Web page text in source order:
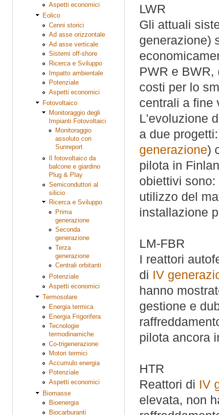
Aspetti economici
Eolico
Cenni storici
Ad asse orizzontale
Ad asse verticale
Sistemi off-shore
Ricerca e Sviluppo
Impatto ambientale
Potenziale
Aspetti economici
Fotovoltaico
Monitoraggio degli
Impianti Fotovoltaici
Monitoraggio
assoluto con
Sunreport
Il fotovoltaico da
balcone e giardino
Plug & Play
Semiconduttori al
silicio
Ricerca e Sviluppo
Prima
generazione
Seconda
generazione
Terza
generazione
Centrali orbitanti
Potenziale
Aspetti economici
Termosolare
Energia termica
Energia Frigorifera
Tecnologie
termodinamiche
Co-trigenerazione
Motori termici
Accumulo energia
Potenziale
Aspetti economici
Biomasse
Bioenergia
Biocarburanti
LWR
Gli attuali
generazione)
PWR e
costi per lo
centrali a fine
L'evoluzione
a due
generazione)
pilota in
obiettivi
utilizzo del
installazione
LM-FBR
I reattori
di IV
hanno
gestione e
pilota ancora
HTR
Reattori di IV
elevata, non